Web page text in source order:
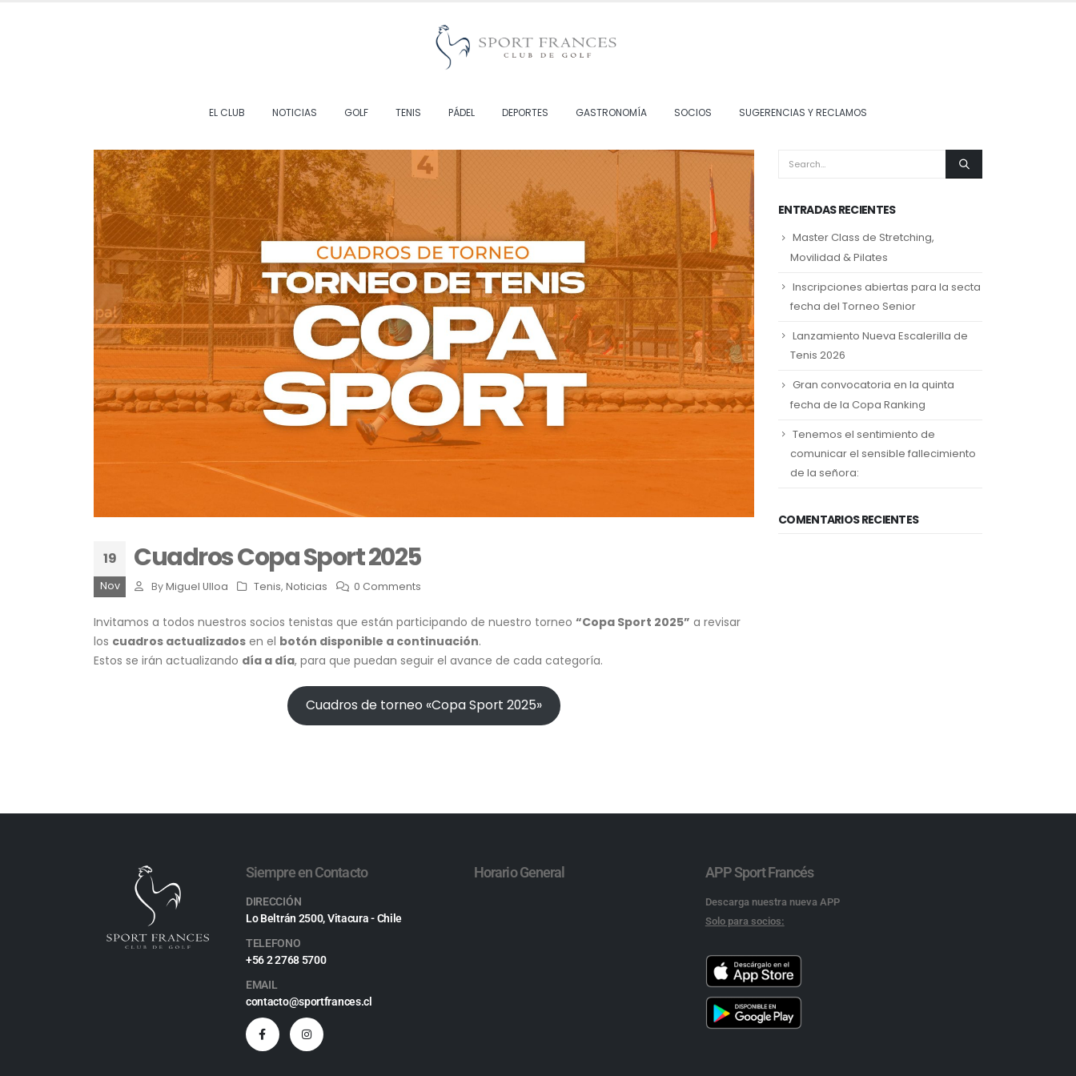
EL CLUB NOTICIAS GOLF TENIS PÁDEL DEPORTES GASTRONOMÍA SOCIOS SUGERENCIAS Y RECLAMOS
19
Nov
Cuadros Copa Sport 2025
By Miguel Ulloa Tenis,Noticias 0 Comments
Invitamos a todos nuestros socios tenistas que están participando de nuestro torneo “Copa Sport 2025” a revisar
los cuadros actualizados en el botón disponible a continuación.
Estos se irán actualizando día a día, para que puedan seguir el avance de cada categoría.
Cuadros de torneo «Copa Sport 2025»
ENTRADAS RECIENTES
Master Class de Stretching,
Movilidad & Pilates
Inscripciones abiertas para la secta
fecha del Torneo Senior
Lanzamiento Nueva Escalerilla de
Tenis 2026
Gran convocatoria en la quinta
fecha de la Copa Ranking
Tenemos el sentimiento de
comunicar el sensible fallecimiento
de la señora:
COMENTARIOS RECIENTES
Siempre en Contacto
DIRECCIÓN
Lo Beltrán 2500, Vitacura - Chile
TELEFONO
+56 2 2768 5700
EMAIL
contacto@sportfrances.cl
Horario General APP Sport Francés
Descarga nuestra nueva APP
Solo para socios: